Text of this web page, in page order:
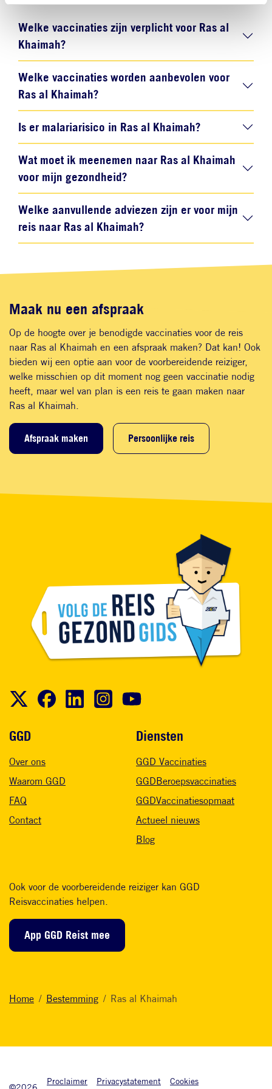
Welke vaccinaties zijn verplicht voor Ras al
Khaimah?
Welke vaccinaties worden aanbevolen voor
Ras al Khaimah?
Is er malariarisico in Ras al Khaimah?
Wat moet ik meenemen naar Ras al Khaimah
voor mijn gezondheid?
Welke aanvullende adviezen zijn er voor mijn
reis naar Ras al Khaimah?
Maak nu een afspraak
Op de hoogte over je benodigde vaccinaties voor de reis
naar Ras al Khaimah en een afspraak maken? Dat kan! Ook
bieden wij een optie aan voor de voorbereidende reiziger,
welke misschien op dit moment nog geen vaccinatie nodig
heeft, maar wel van plan is een reis te gaan maken naar
Ras al Khaimah.
Afspraak maken Persoonlijke reis
Voet
GGD
Over ons
Waarom GGD
FAQ
Contact
Diensten
GGD Vaccinaties
GGDBeroepsvaccinaties
GGDVaccinatiesopmaat
Actueel nieuws
Blog
Ook voor de voorbereidende reiziger kan GGD
Reisvaccinaties helpen.
App GGD Reist mee
Home Bestemming Ras al Khaimah
Onderkant footer
Proclaimer Privacystatement
Cookies